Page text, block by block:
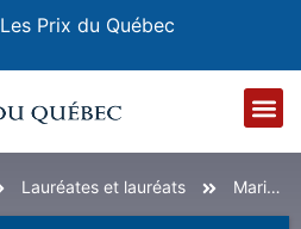
Les Prix du Québec
Lauréates et lauréats Marie Tifo